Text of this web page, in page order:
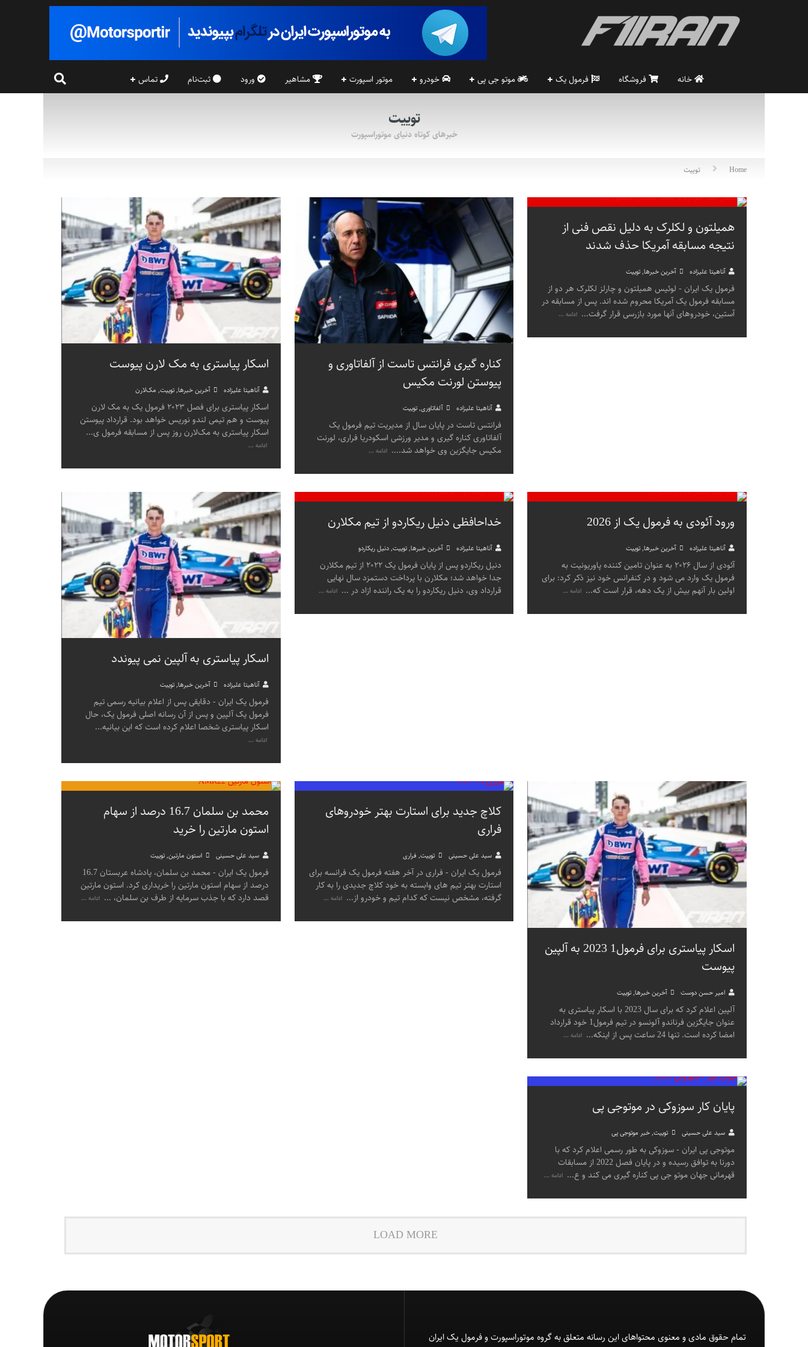
خانه فروشگاه فرمول یک موتو جی پی خودرو موتور اسپورت مشاهیر ورود ثبت‌نام تماس
توییت
خبرهای کوتاه دنیای موتوراسپورت
Home توییت
همیلتون و لکلرک به دلیل نقص فنی از
نتیجه مسابقه آمریکا حذف شدند
آناهیتا علیزاده آخرین خبرها,توییت
فرمول یک ایران - لوئیس همیلتون و چارلز لکلرک هر دو از
مسابقه فرمول یک آمریکا محروم شده اند. پس از مسابقه در
آستین، خودروهای آنها مورد بازرسی قرار گرفت... ادامه ...
کناره گیری فرانتس تاست از آلفاتاوری و
پیوستن لورنت مکیس
آناهیتا علیزاده آلفاتاوری,توییت
فرانتس تاست در پایان سال از مدیریت تیم فرمول یک
آلفاتاوری کناره گیری و مدیر ورزشی اسکودریا فراری، لورنت
مکیس جایگزین وی خواهد شد.... ادامه ...
اسکار پیاستری به مک لارن پیوست
آناهیتا علیزاده آخرین خبرها,توییت, مک‌لارن
اسکار پیاستری برای فصل ۲۰۲۳ فرمول یک به مک لارن
پیوست و هم تیمی لندو نوریس خواهد بود. قرارداد پیوستن
اسکار پیاستری به مک‌لارن روز پس از مسابقه فرمول ی...
ادامه ...
ورود آئودی به فرمول یک از 2026
آناهیتا علیزاده آخرین خبرها,توییت
آئودی از سال ۲۰۲۶ به عنوان تامین کننده پاوریونیت به
فرمول یک وارد می شود و در کنفرانس خود نیز ذکر کرد: برای
اولین بار آنهم بیش از یک دهه، قرار است که... ادامه ...
خداحافظی دنیل ریکاردو از تیم مکلارن
آناهیتا علیزاده آخرین خبرها,توییت,دنیل ریکاردو
دنیل ریکاردو پس از پایان فرمول یک ۲۰۲۲ از تیم مکلارن
جدا خواهد شد؛ مکلارن با پرداخت دستمزد سال نهایی
قرارداد وی، دنیل ریکاردو را به یک راننده ازاد در ... ادامه ...
اسکار پیاستری به آلپین نمی پیوندد
آناهیتا علیزاده آخرین خبرها,توییت
فرمول یک ایران - دقایقی پس از اعلام بیانیه رسمی تیم
فرمول یک آلپین و پس از آن رسانه اصلی فرمول یک، حال
اسکار پیاستری شخصا اعلام کرده است که این بیانیه...
ادامه ...
اسکار پیاستری برای فرمول1 2023 به آلپین
پیوست
امیر حسن دوست آخرین خبرها,توییت
آلپین اعلام کرد که برای سال 2023 با اسکار پیاستری به
عنوان جایگزین فرناندو آلونسو در تیم فرمول1 خود قرارداد
امضا کرده است. تنها 24 ساعت پس از اینکه
... ادامه ...
کلاچ جدید برای استارت بهتر خودروهای
فراری
سید علی حسینی توییت, فراری
فرمول یک ایران - فراری در آخر هفته فرمول یک فرانسه برای
استارت بهتر تیم های وابسته به خود کلاچ جدیدی را به کار
گرفته، مشخص نیست که کدام تیم و خودرو از... ادامه ...
محمد بن سلمان 16.7 درصد از سهام
استون مارتین را خرید
سید علی حسینی استون مارتین,توییت
فرمول یک ایران - محمد بن سلمان، پادشاه عربستان 16.7
درصد از سهام استون مارتین را خریداری کرد. استون مارتین
قصد دارد که با جذب سرمایه از طرف بن سلمان، ... ادامه ...
پایان کار سوزوکی در موتوجی پی
سید علی حسینی توییت,خبر موتوجی پی
موتوجی پی ایران - سوزوکی به طور رسمی اعلام کرد که با
دورنا به توافق رسیده و در پایان فصل 2022 از مسابقات
قهرمانی جهان موتو جی پی کناره گیری می کند و ع... ادامه ...
LOAD MORE
تمام حقوق مادی و معنوی محتواهای این رسانه متعلق به گروه موتوراسپورت و فرمول یک ایران